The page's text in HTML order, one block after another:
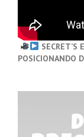
SECRET’S
POSICIONANDO